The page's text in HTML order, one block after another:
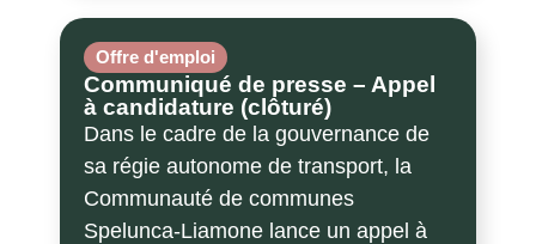
Offre d'emploi
Communiqué de presse – Appel
à candidature (clôturé)
Dans le cadre de la gouvernance de
sa régie autonome de transport, la
Communauté de communes
Spelunca-Liamone lance un appel à